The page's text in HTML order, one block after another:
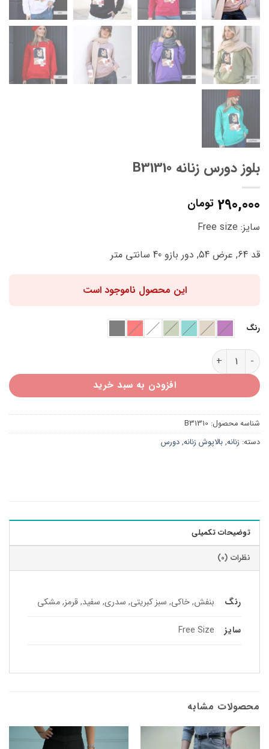
بلوز دورس زنانه B31310
290,000 تومان
سایز: Free size
قد 64, عرض 54, دور بازو 40 سانتی متر
این محصول ناموجود است
رنگ
بلوز دورس زنانه B31310 عدد
افزودن به سبد خرید
شناسه محصول: B31310
دسته: زنانه, بالاپوش زنانه, دورس
توضیحات تکمیلی
نظرات (0)
رنگ بنفش, خاکی, سبز کبریتی, سدری, سفید, قرمز, مشکی
سایز Free Size
محصولات مشابه